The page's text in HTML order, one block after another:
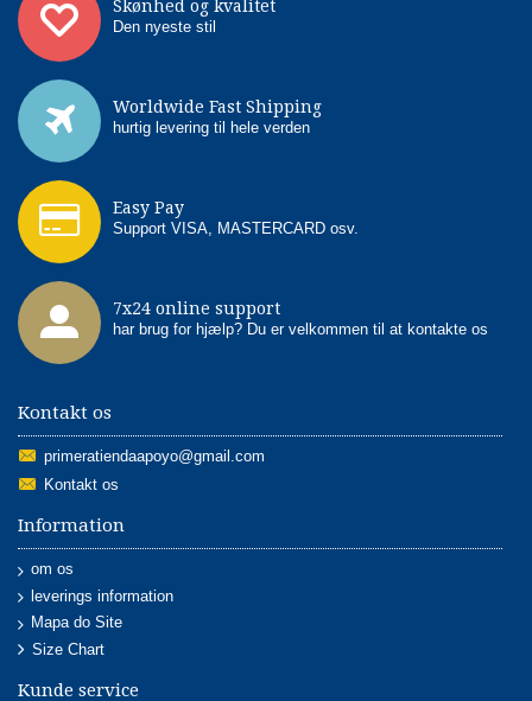
Skønhed og kvalitet
Den nyeste stil
Worldwide Fast Shipping
hurtig levering til hele verden
Easy Pay
Support VISA, MASTERCARD osv.
7x24 online support
har brug for hjælp? Du er velkommen til at kontakte os
Kontakt os
primeratiendaapoyo@gmail.com
Kontakt os
Information
om os
leverings information
Mapa do Site
Size Chart
Kunde service